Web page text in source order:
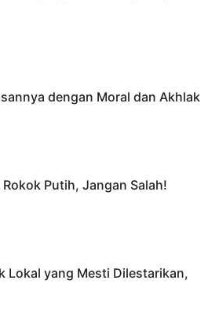
dengan Moral dan Akhlak
Putih, Jangan Salah!
Lokal yang Mesti Dilestarikan,